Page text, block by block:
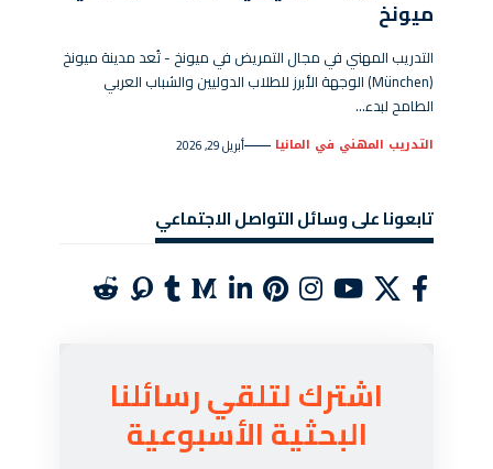
ميونخ
التدريب المهني في مجال التمريض في ميونخ - تُعد مدينة ميونخ
(München) الوجهة الأبرز للطلاب الدوليين والشباب العربي
الطامح لبدء…
التدريب المهني في المانيا أبريل 29, 2026
تابعونا على وسائل التواصل الاجتماعي
اشترك لتلقي رسائلنا
البحثية الأسبوعية